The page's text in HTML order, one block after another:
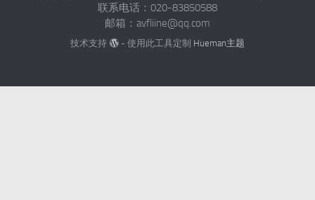
联系电话：020-83850588
邮箱：avfliine@qq.com
技术支持 - 使用此工具定制 Hueman主题